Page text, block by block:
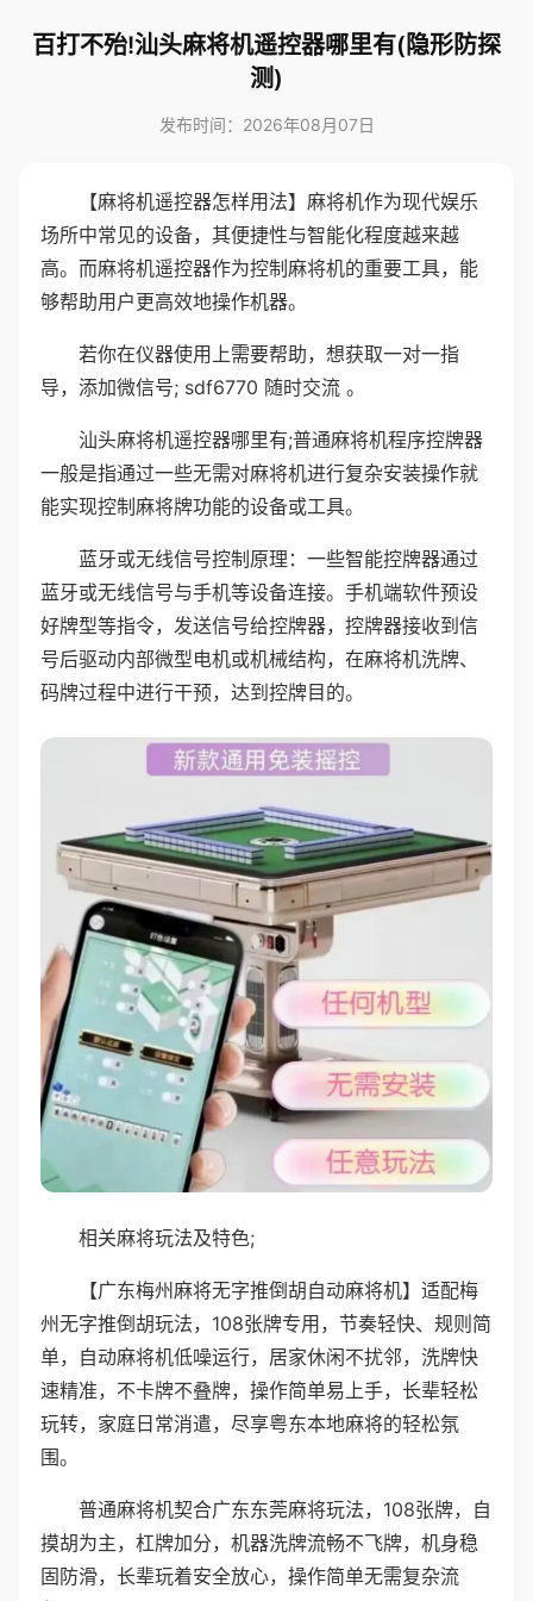
百打不殆!汕头麻将机遥控器哪里有(隐形防探
测)
发布时间：2026年08月07日
【麻将机遥控器怎样用法】麻将机作为现代娱乐
场所中常见的设备，其便捷性与智能化程度越来越
高。而麻将机遥控器作为控制麻将机的重要工具，能
够帮助用户更高效地操作机器。
若你在仪器使用上需要帮助，想获取一对一指
导，添加微信号; sdf6770 随时交流 。
汕头麻将机遥控器哪里有;普通麻将机程序控牌器
一般是指通过一些无需对麻将机进行复杂安装操作就
能实现控制麻将牌功能的设备或工具。
蓝牙或无线信号控制原理：一些智能控牌器通过
蓝牙或无线信号与手机等设备连接。手机端软件预设
好牌型等指令，发送信号给控牌器，控牌器接收到信
号后驱动内部微型电机或机械结构，在麻将机洗牌、
码牌过程中进行干预，达到控牌目的。
相关麻将玩法及特色;
【广东梅州麻将无字推倒胡自动麻将机】适配梅
州无字推倒胡玩法，108张牌专用，节奏轻快、规则简
单，自动麻将机低噪运行，居家休闲不扰邻，洗牌快
速精准，不卡牌不叠牌，操作简单易上手，长辈轻松
玩转，家庭日常消遣，尽享粤东本地麻将的轻松氛
围。
普通麻将机契合广东东莞麻将玩法，108张牌，自
摸胡为主，杠牌加分，机器洗牌流畅不飞牌，机身稳
固防滑，长辈玩着安全放心，操作简单无需复杂流